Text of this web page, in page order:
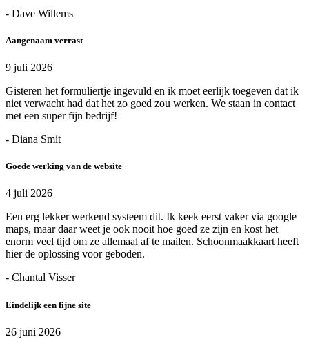
- Dave Willems
Aangenaam verrast
9 juli 2026
Gisteren het formuliertje ingevuld en ik moet eerlijk toegeven dat ik
niet verwacht had dat het zo goed zou werken. We staan in contact
met een super fijn bedrijf!
- Diana Smit
Goede werking van de website
4 juli 2026
Een erg lekker werkend systeem dit. Ik keek eerst vaker via google
maps, maar daar weet je ook nooit hoe goed ze zijn en kost het
enorm veel tijd om ze allemaal af te mailen. Schoonmaakkaart heeft
hier de oplossing voor geboden.
- Chantal Visser
Eindelijk een fijne site
26 juni 2026